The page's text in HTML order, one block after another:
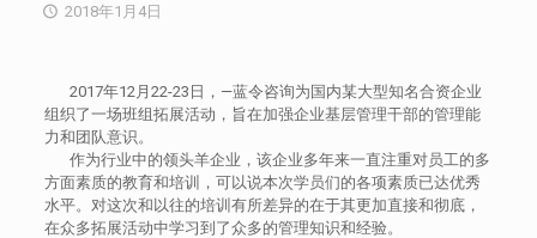
2018年1月4日
2017年12月22-23日，—蓝令咨询为国内某大型知名合资企业
组织了一场班组拓展活动，旨在加强企业基层管理干部的管理能
力和团队意识。
作为行业中的领头羊企业，该企业多年来一直注重对员工的多
方面素质的教育和培训，可以说本次学员们的各项素质已达优秀
水平。对这次和以往的培训有所差异的在于其更加直接和彻底，
在众多拓展活动中学习到了众多的管理知识和经验。